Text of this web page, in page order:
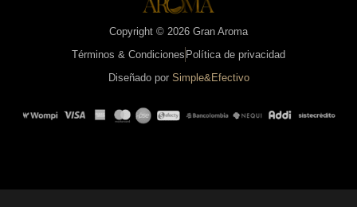
Copyright © 2026 Gran Aroma
Términos & Condiciones Política de privacidad
Diseñado por Simple&Efectivo